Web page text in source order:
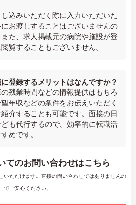
込みいただく際に入力いただいた
お渡しすることはございませんの
た、求人掲載元の病院や施設が登
覧することもございません。
登録するメリットはなんですか？
残業時間などの情報提供はもちろ
年収などの条件をお伝えいただく
介することも可能です。面接の日
も代行するので、効率的に転職活
めです。
てのお問い合わせはこちら
いただけます。直接の問い合わせではありませんの
でご安心ください。